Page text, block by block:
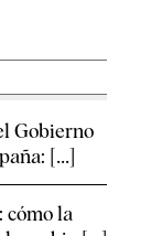
Gobierno
[...]
cómo la